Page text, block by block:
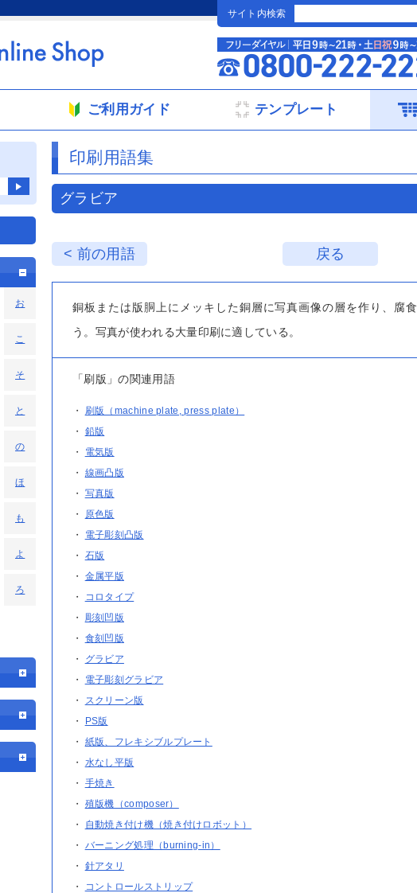
サイト内検索
ご利用ガイド テンプレート
印刷用語集
グラビア
< 前の用語 戻る
銅板または版胴上にメッキした銅層に写真画像の層を作り、腐
う。写真が使われる大量印刷に適している。
「刷版」の関連用語
・ 刷版（machine plate, press plate）
・ 鉛版
・ 電気版
・ 線画凸版
・ 写真版
・ 原色版
・ 電子彫刻凸版
・ 石版
・ 金属平版
・ コロタイプ
・ 彫刻凹版
・ 食刻凹版
・ グラビア
・ 電子彫刻グラビア
・ スクリーン版
・
PS版
・ 紙版、フレキシブルプレート
・ 水なし平版
・ 手焼き
・ 殖版機（composer）
・ 自動焼き付け機（焼き付けロボット）
・ バーニング処理（burning-in）
・ 針アタリ
・ コントロールストリップ
お
こ
そ
と
の
ほ
も
よ
ろ